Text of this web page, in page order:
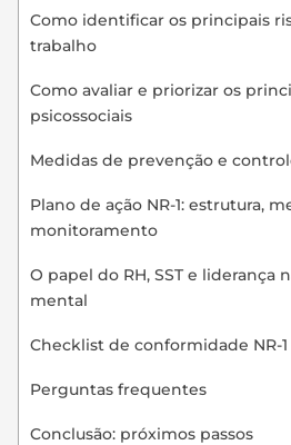
Como identificar os principais
trabalho
Como avaliar e priorizar os
psicossociais
Medidas de prevenção e
Plano de ação NR-1: estrutura,
monitoramento
O papel do RH, SST e liderança
mental
Checklist de conformidade NR-
Perguntas frequentes
Conclusão: próximos passos